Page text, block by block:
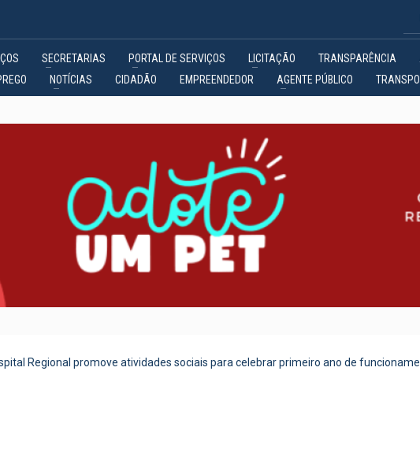
SECRETARIAS PORTAL DE SERVIÇOS LICITAÇÃO TRANSPARÊNCIA
NOTÍCIAS CIDADÃO EMPREENDEDOR AGENTE PÚBLICO
Regional promove atividades sociais para celebrar primeiro ano de